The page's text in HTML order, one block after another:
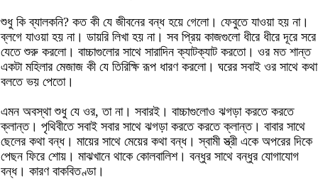
শুধু কি ব্যালকনি? কত কী যে জীবনের বন্ধ হয়ে গেলো। ফেবুতে যাওয়া হয় না।
ব্লগে যাওয়া হয় না। ডায়রি লিখা হয় না। সব প্রিয় কাজগুলো ধীরে ধীরে দূরে সরে
যেতে শুরু করলো। বাচ্চাগুলোর সাথে সারাদিন ক্যাটক্যাট করতো। ওর মত শান্ত
একটা মহিলার মেজাজ কী যে তিরিক্ষি রূপ ধারণ করলো। ঘরের সবাই ওর সাথে কথা
বলতে ভয় পেতো।
এমন অবস্থা শুধু যে ওর, তা না। সবারই। বাচ্চাগুলোও ঝগড়া করতে করতে
ক্লান্ত। পৃথিবীতে সবাই সবার সাথে ঝগড়া করতে করতে ক্লান্ত। বাবার সাথে
ছেলের কথা বন্ধ। মায়ের সাথে মেয়ের কথা বন্ধ। স্বামী স্ত্রী একে অপরের দিকে
পেছন ফিরে শোয়। মাঝখানে থাকে কোলবালিশ। বন্ধুর সাথে বন্ধুর যোগাযোগ
বন্ধ। কারণ বাকবিতণ্ডা।